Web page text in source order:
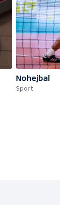
Nohejbal
Sport